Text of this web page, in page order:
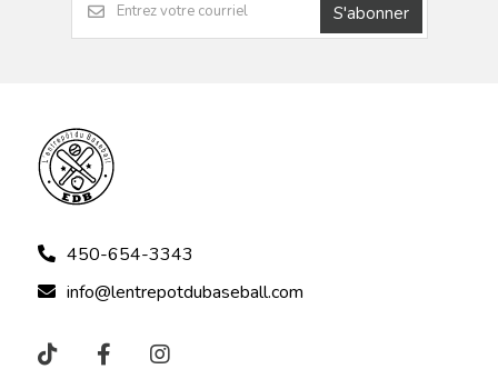
S'abonner
450-654-3343
info@lentrepotdubaseball.com